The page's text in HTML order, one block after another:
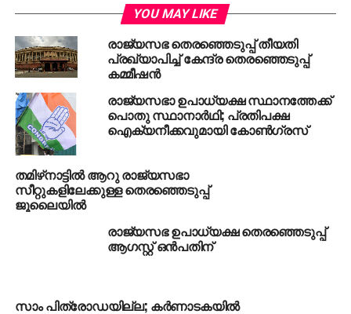
ഭൂരിപക്ഷവും നേടാന്‍ കഴിയുമെന്ന പ്രതീക്ഷയിലാണ്
ബിജെപി നയിക്കുന്ന എന്‍ഡിഎ മുന്നണി.
അങ്ങനെവന്നാല്‍ നിലവിലെ സ്തംഭനാവസ്ഥ
മറികടക്കാനാകുമെന്ന് ബിജെപി കണക്കുകൂട്ടുന്നു.
നിര്‍ണായക ബില്ലുകള്‍ പാസാക്കിയെടുക്കാന്‍
ബിജെപിക്ക് എന്നും രാജ്യസഭയിലെ
ഭൂരിപക്ഷമില്ലായ്മ തടസമായിരുന്നു.
വിവിധ സംസ്ഥാനങ്ങളിലെ അംഗബലമനുസരിച്ച് 59
രാജ്യസഭ സീറ്റുകളില്‍ 52 എണ്ണവും സ്വന്തമാക്കാന്‍
കഴിയുമെന്ന് എന്‍ഡിഎ മുന്നണി കണക്ക് കൂട്ടുന്നു.
ഉത്തര്‍പ്രദേശില്‍ മാത്രം 10 സീറ്റുകളിലേക്കാണ്
തെരഞ്ഞെടുപ്പ് നടക്കുന്നത്. നിലവിലെ കക്ഷിനില
അനുസരിച്ച് ഇതില്‍ ഭൂരിപക്ഷവും സ്വന്തമാക്കാനുളള
ഉത്തര്‍പ്രദേശിന് പുറമേ മഹാരാഷ്ട്ര, ബീഹാര്‍ എന്നി
YOU MAY LIKE
രാജ്യസഭ തെരഞ്ഞെടുപ്പ് തീയതി
പ്രഖ്യാപിച്ച് കേന്ദ്ര തെരഞ്ഞെടുപ്പ്
കമ്മീഷന്‍
രാജ്യസഭാ ഉപാധ്യക്ഷ സ്ഥാനത്തേക്ക്
പൊതു സ്ഥാനാര്‍ഥി; പ്രതിപക്ഷ
ഐക്യനീക്കവുമായി കോണ്‍ഗ്രസ്
തമിഴ്‌നാട്ടില്‍ ആറു രാജ്യസഭാ
സീറ്റുകളിലേക്കുള്ള തെരഞ്ഞെടുപ്പ്
ജൂലൈയില്‍
രാജ്യസഭ ഉപാധ്യക്ഷ തെരഞ്ഞെടുപ്പ്
ആഗസ്റ്റ് ഒന്‍പതിന്
സ്ഥാനാര്‍ത്ഥികളായി